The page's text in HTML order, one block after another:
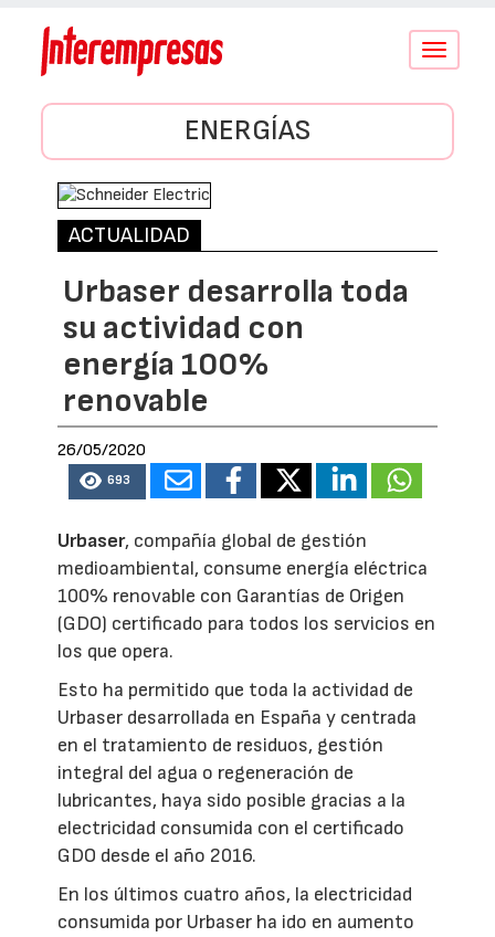
Conmutar
ENERGÍAS
ACTUALIDAD
Urbaser desarrolla toda
su actividad con
energía 100%
renovable
26/05/2020
693
Urbaser, compañía global de gestión
medioambiental, consume energía eléctrica
100% renovable con Garantías de Origen
(GDO) certificado para todos los servicios en
los que opera.
Esto ha permitido que toda la actividad de
Urbaser desarrollada en España y centrada
en el tratamiento de residuos, gestión
integral del agua o regeneración de
lubricantes, haya sido posible gracias a la
electricidad consumida con el certificado
GDO desde el año 2016.
En los últimos cuatro años, la electricidad
consumida por Urbaser ha ido en aumento